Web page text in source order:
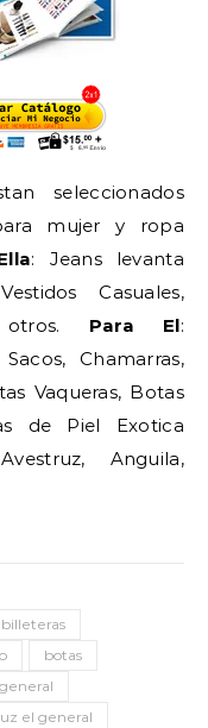
seleccionados
mujer y ropa
: Jeans levanta
Casuales,
otros. Para El:
Chamarras,
Vaqueras, Botas
de Piel Exotica
Anguila,
billeteras
botas
el general